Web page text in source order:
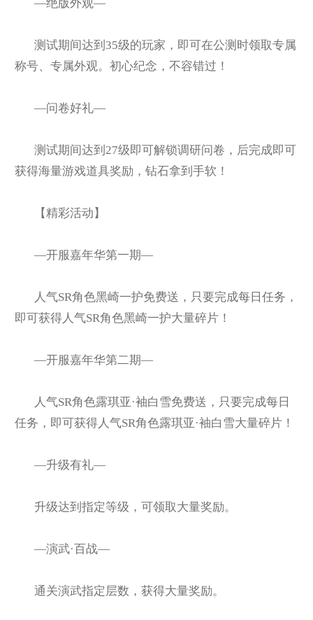
—绝版外观—
测试期间达到35级的玩家，即可在公测时领取专属
称号、专属外观。初心纪念，不容错过！
—问卷好礼—
测试期间达到27级即可解锁调研问卷，后完成即可
获得海量游戏道具奖励，钻石拿到手软！
【精彩活动】
—开服嘉年华第一期—
人气SR角色黑崎一护免费送，只要完成每日任务，
即可获得人气SR角色黑崎一护大量碎片！
—开服嘉年华第二期—
人气SR角色露琪亚·袖白雪免费送，只要完成每日
任务，即可获得人气SR角色露琪亚·袖白雪大量碎片！
—升级有礼—
升级达到指定等级，可领取大量奖励。
—演武·百战—
通关演武指定层数，获得大量奖励。